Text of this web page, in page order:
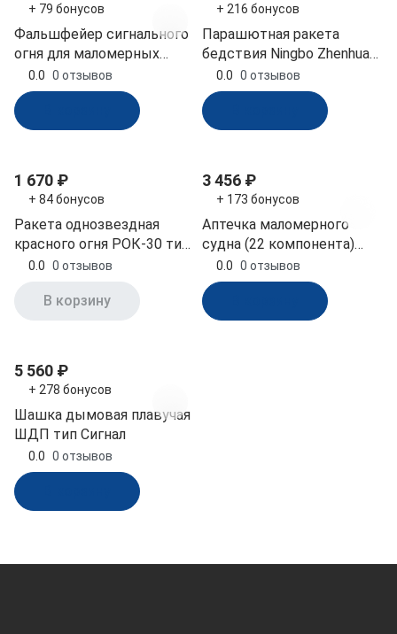
+ 79 бонусов
Фальшфейер сигнального
огня для маломерных
судов ФМС (ГИМС)
0.0 0 отзывов
+ 216 бонусов
Парашютная ракета
бедствия Ningbo Zhenhua
HGS40-30000 (РМРС)
0.0 0 отзывов
1 670 ₽
+ 84 бонусов
Ракета однозвездная
красного огня РОК-30 тип
Сигнал
0.0 0 отзывов
В корзину
3 456 ₽
+ 173 бонусов
Аптечка маломерного
судна (22 компонента)
сертификат АППОМЕД
(20511)
0.0 0 отзывов
5 560 ₽
+ 278 бонусов
Шашка дымовая плавучая
ШДП тип Сигнал
0.0 0 отзывов